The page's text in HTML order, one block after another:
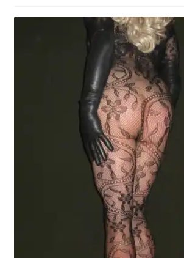
Rozwiń
menu
potomne